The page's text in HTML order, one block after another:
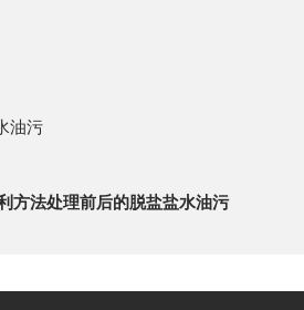
方法处理前后的脱盐盐水油污